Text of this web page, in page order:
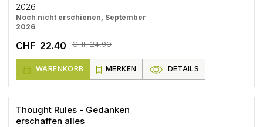
2026
Noch nicht erschienen, September
2026
CHF 22.40 CHF 24.90
WARENKORB MERKEN DETAILS
Thought Rules - Gedanken
erschaffen alles